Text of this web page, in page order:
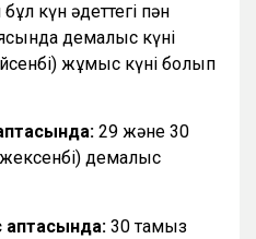
күн әдеттегі пән
демалыс күні
жұмыс күні болып
29 және 30
демалыс
аптасында: 30 тамыз